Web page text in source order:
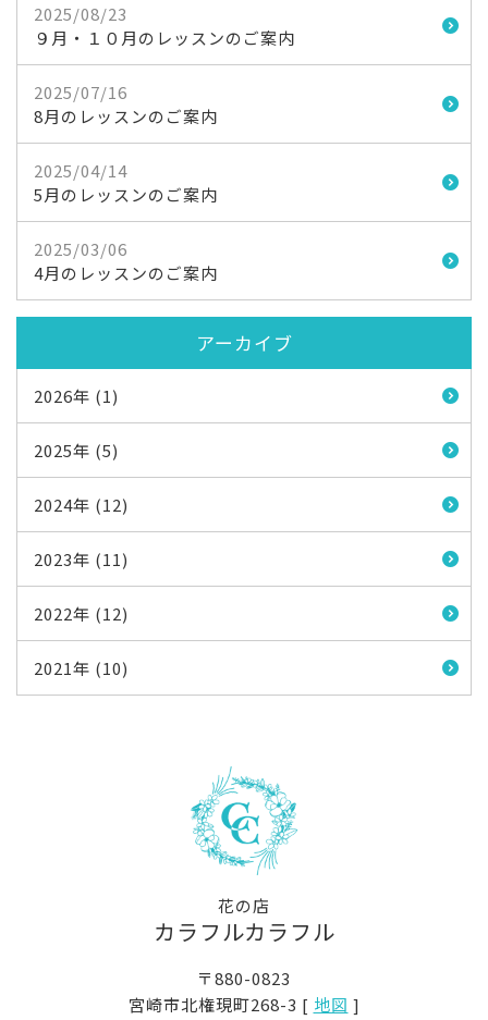
2025/08/23
９月・１０月のレッスンのご案内
2025/07/16
8月のレッスンのご案内
2025/04/14
5月のレッスンのご案内
2025/03/06
4月のレッスンのご案内
アーカイブ
2026年 (1)
2025年 (5)
2024年 (12)
2023年 (11)
2022年 (12)
2021年 (10)
花の店
カラフルカラフル
〒880-0823
宮崎市北権現町268-3 [ 地図 ]